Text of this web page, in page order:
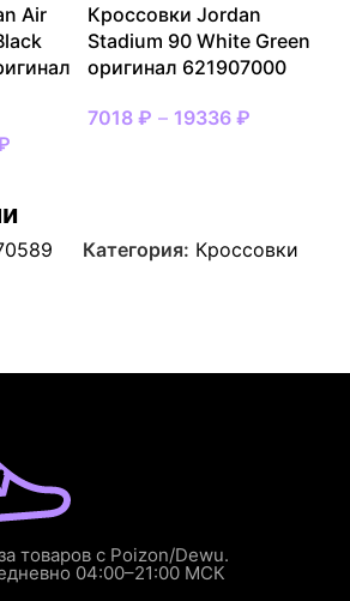
Air
Кроссовки Jordan
Stadium 90 White Green
оригинал 621907000
7018 ₽ – 19336 ₽
Категория: Кроссовки
товаров с Poizon/Dewu.
04:00–21:00 МСК